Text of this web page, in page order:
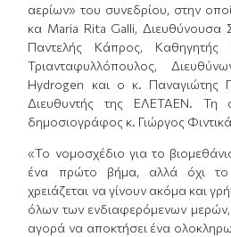
αερίων» του συνεδρίου, στην
κα Maria Rita Galli,
Παντελής Κάπρος,
Τριανταφυλλόπουλος,
Hydrogen και ο κ. Παναγιώτης
Διευθυντής της ΕΛΕΤΑΕΝ. Τη
δημοσιογράφος κ. Γιώργος
«Το νομοσχέδιο για το
ένα πρώτο βήμα, αλλά όχι
χρειάζεται να γίνουν ακόμα και
όλων των ενδιαφερόμενων μερών,
αγορά να αποκτήσει ένα